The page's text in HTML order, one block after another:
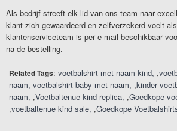
Als bedrijf streeft elk lid van ons team naar
klant zich gewaardeerd en zelfverzekerd voelt
klantenserviceteam is per e-mail beschikbaar
na de bestelling.
Related Tags: voetbalshirt met naam kind ,
naam voetbalshirt baby met naam ,kinder
naam ,Voetbaltenue kind replica ,Goedkope
,voetbaltenue kind sale ,Goedkope